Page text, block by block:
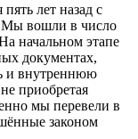
лет назад с
Мы вошли в число
начальном этапе
документах,
и внутреннюю
приобретая
мы перевели в
законом